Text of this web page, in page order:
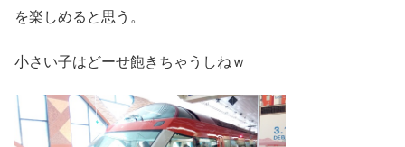
を楽しめると思う。
小さい子はどーせ飽きちゃうしねｗ